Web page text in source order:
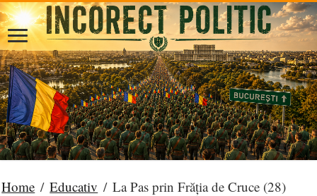
Home / Educativ / La Pas prin Frăția de Cruce (28)